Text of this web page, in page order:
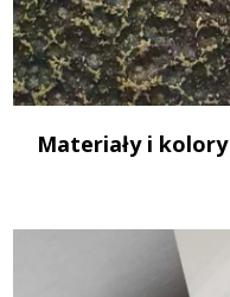
Materiały i kolory